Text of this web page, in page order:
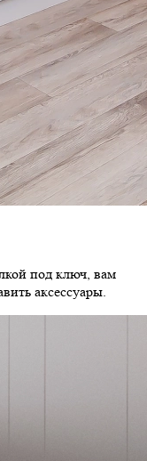
под ключ, вам
аксессуары.